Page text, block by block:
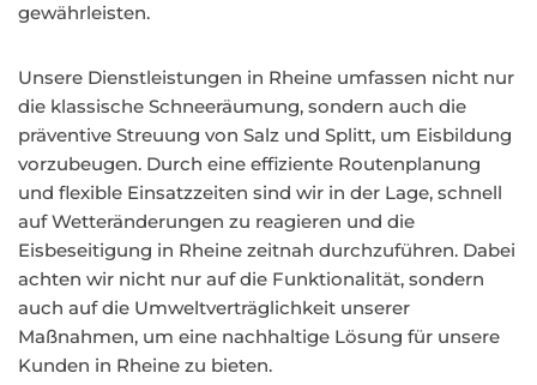
gewährleisten.
Unsere Dienstleistungen in Rheine umfassen nicht nur
die klassische Schneeräumung, sondern auch die
präventive Streuung von Salz und Splitt, um Eisbildung
vorzubeugen. Durch eine effiziente Routenplanung
und flexible Einsatzzeiten sind wir in der Lage, schnell
auf Wetteränderungen zu reagieren und die
Eisbeseitigung in Rheine zeitnah durchzuführen. Dabei
achten wir nicht nur auf die Funktionalität, sondern
auch auf die Umweltverträglichkeit unserer
Maßnahmen, um eine nachhaltige Lösung für unsere
Kunden in Rheine zu bieten.